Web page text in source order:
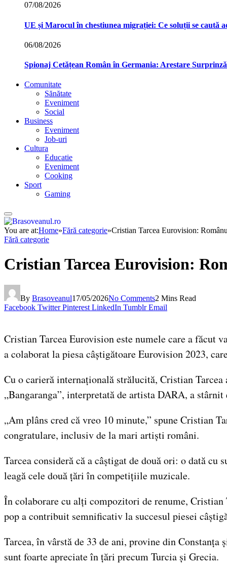
07/08/2026
UE și Marocul în chestiunea migrației: Ce soluții se caută
06/08/2026
Spionaj Cetățean Român în Germania: Arestare
Comunitate
Sănătate
Eveniment
Social
Business
Eveniment
Job-uri
Cultura
Educatie
Eveniment
Cooking
Sport
Gaming
You are at:Home»Fără categorie»Cristian Tarcea Eurovision:
Fără categorie
Cristian Tarcea Eurovision:
By Brasoveanul17/05/2026No Comments2 Mins Read
Facebook Twitter Pinterest LinkedIn Tumblr Email
Cristian Tarcea Eurovision este numele care a făcut
a colaborat la piesa câștigătoare Eurovision 2023,
Cu o carieră internațională strălucită, Cristian Tarcea
„Bangaranga”, interpretată de artista DARA, a
„Am plâns cred că vreo 10 minute,” spune Cristian
congratulare, inclusiv de la mari artiști români.
Tarcea consideră că a câștigat de două ori: o dată
leagă cele două țări în competițiile muzicale.
În colaborare cu alți compozitori de renume,
pop a contribuit semnificativ la succesul piesei
Tarcea, în vârstă de 33 de ani, provine din
sunt foarte apreciate în țări precum Turcia și Grecia.